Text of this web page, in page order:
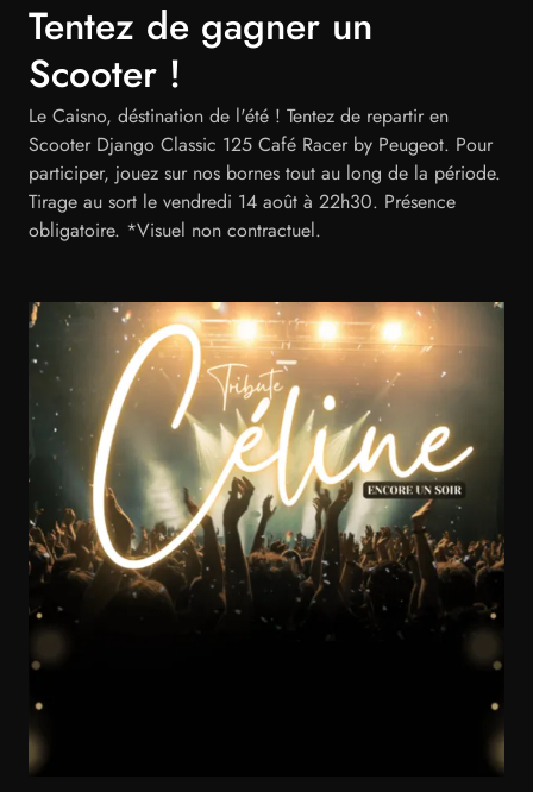
Tentez de gagner un
Scooter !
Le Caisno, déstination de l'été ! Tentez de repartir en
Scooter Django Classic 125 Café Racer by Peugeot. Pour
participer, jouez sur nos bornes tout au long de la période.
Tirage au sort le vendredi 14 août à 22h30. Présence
obligatoire. *Visuel non contractuel.